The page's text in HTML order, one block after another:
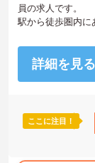
取得サポート 研
員の求人です。
駅から徒歩圏内に
ございます♪
各種社内研修も
ご興味お持ちの
詳細を見る
ここに注目！